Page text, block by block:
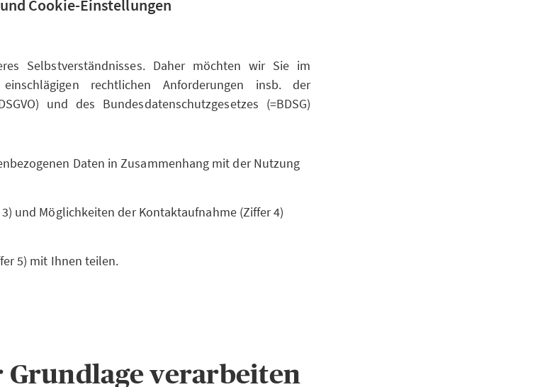
Cookie-Einstellungen
Selbstverständnisses. Daher möchten wir Sie im
rechtlichen Anforderungen insb. der
und des Bundesdatenschutzgesetzes (=BDSG)
Daten in Zusammenhang mit der Nutzung
und Möglichkeiten der Kontaktaufnahme (Ziffer 4)
5) mit Ihnen teilen.
Grundlage verarbeiten